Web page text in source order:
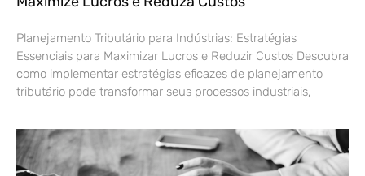
Planejamento Tributário para Indústrias: Estratégias
Essenciais para Maximizar Lucros e Reduzir Custos Descubra
como implementar estratégias eficazes de planejamento
tributário pode transformar seus processos industriais,